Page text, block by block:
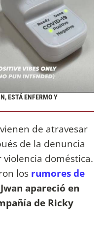
ESTÁ ENFERMO Y
vienen de atravesar
de la denuncia
doméstica.
los rumores de
Jwan apareció en
de Ricky